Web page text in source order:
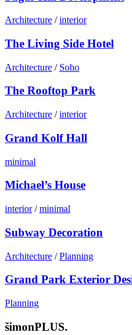
Architecture / interior
The Living Side Hotel
Architecture / Soho
The Rooftop Park
Architecture / interior
Grand Kolf Hall
minimal
Michael’s House
interior / minimal
Subway Decoration
Architecture / Planning
Grand Park Exterior
Planning
šimonPLUS.